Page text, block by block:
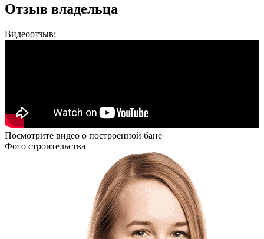
Отзыв владельца
Видеоотзыв:
Посмотрите видео о построенной бане
Фото строительства